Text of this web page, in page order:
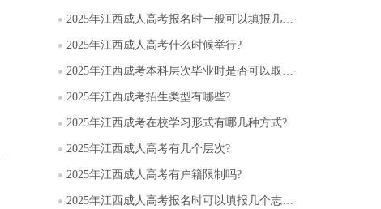
2025年江西成人高考报名时一般可以填报几个志愿?
2025年江西成人高考什么时候举行?
2025年江西成考本科层次毕业时是否可以取得学士学位?
2025年江西成考招生类型有哪些?
2025年江西成考在校学习形式有哪几种方式?
2025年江西成人高考有几个层次?
2025年江西成人高考有户籍限制吗?
2025年江西成人高考报名时可以填报几个志愿?